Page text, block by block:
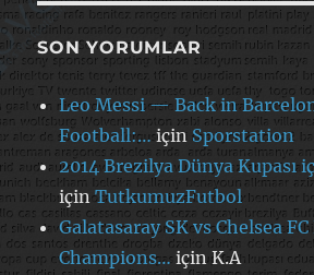
SON YORUMLAR
Leo Messi — Back in
Football:…için Sporstation
2014 Brezilya Dünya Kupası
içinTutkumuzFutbol
Galatasaray SK vs Chelsea
Champions…içinK.A